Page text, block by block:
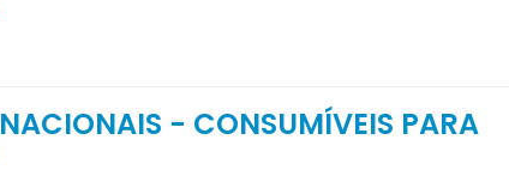
- CONSUMÍVEIS PARA